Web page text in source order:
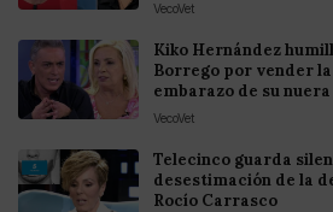
VecoVet
Kiko Hernández
Borrego por vender
embarazo de su nuera
VecoVet
Telecinco guarda
desestimación de la
Rocío Carrasco